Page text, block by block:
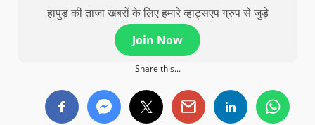
हापुड़ की ताजा खबरों के लिए हमारे व्हाट्सएप ग्रुप से जुड़े
Join Now
Share this...